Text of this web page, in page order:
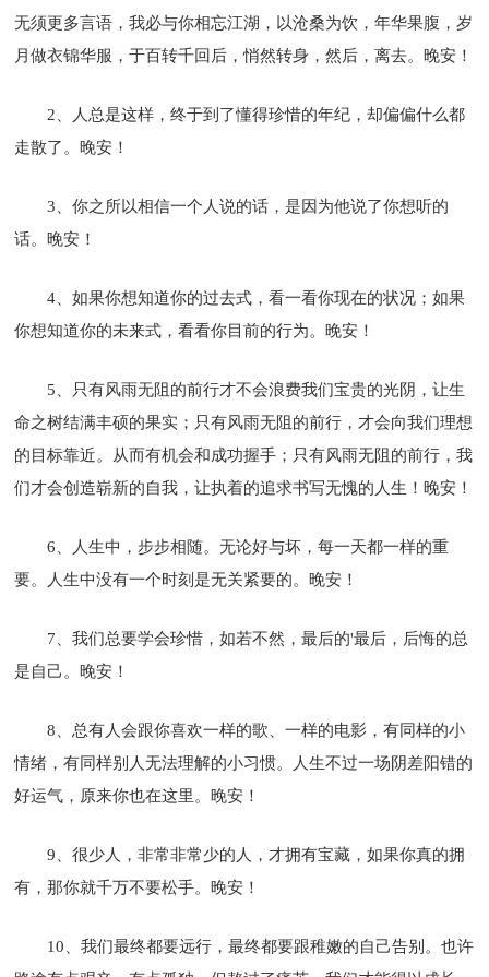
无须更多言语，我必与你相忘江湖，以沧桑为饮，年华果腹，岁
月做衣锦华服，于百转千回后，悄然转身，然后，离去。晚安！
2、人总是这样，终于到了懂得珍惜的年纪，却偏偏什么都
走散了。晚安！
3、你之所以相信一个人说的话，是因为他说了你想听的
话。晚安！
4、如果你想知道你的过去式，看一看你现在的状况；如果
你想知道你的未来式，看看你目前的行为。晚安！
5、只有风雨无阻的前行才不会浪费我们宝贵的光阴，让生
命之树结满丰硕的果实；只有风雨无阻的前行，才会向我们理想
的目标靠近。从而有机会和成功握手；只有风雨无阻的前行，我
们才会创造崭新的自我，让执着的追求书写无愧的人生！晚安！
6、人生中，步步相随。无论好与坏，每一天都一样的重
要。人生中没有一个时刻是无关紧要的。晚安！
7、我们总要学会珍惜，如若不然，最后的'最后，后悔的总
是自己。晚安！
8、总有人会跟你喜欢一样的歌、一样的电影，有同样的小
情绪，有同样别人无法理解的小习惯。人生不过一场阴差阳错的
好运气，原来你也在这里。晚安！
9、很少人，非常非常少的人，才拥有宝藏，如果你真的拥
有，那你就千万不要松手。晚安！
10、我们最终都要远行，最终都要跟稚嫩的自己告别。也许